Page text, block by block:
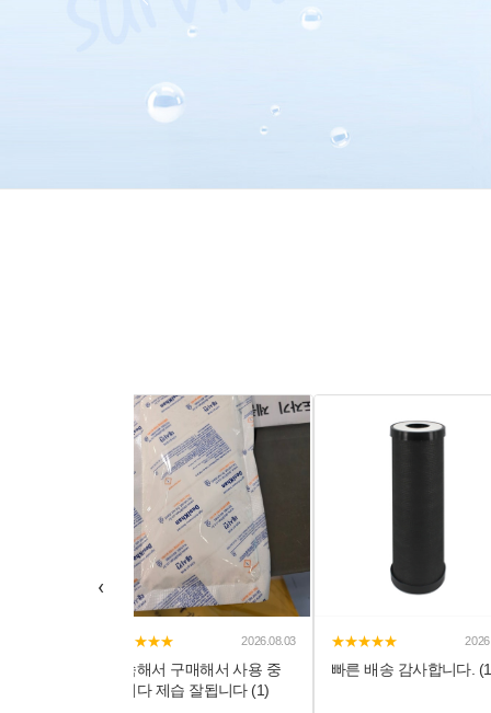
‹
★★★★★ 2026.08.03
계속해서 구매해서 사용 중
입니다 제습 잘됩니다 (1)
★★★★★
빠른 배송 감사합니다.